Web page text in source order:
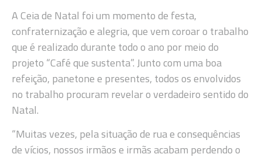
A Ceia de Natal foi um momento de festa,
confraternização e alegria, que vem coroar o trabalho
que é realizado durante todo o ano por meio do
projeto “Café que sustenta”. Junto com uma boa
refeição, panetone e presentes, todos os envolvidos
no trabalho procuram revelar o verdadeiro sentido do
Natal.
“Muitas vezes, pela situação de rua e consequências
de vícios, nossos irmãos e irmãs acabam perdendo o